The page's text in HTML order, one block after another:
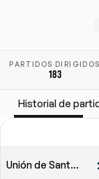
PARTIDOS DIRIGIDOS
183
Historial de
Unión de Santa Fe